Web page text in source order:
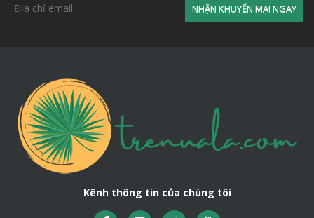
Tất nhiên lá bạn chọn phải là lá già (tuyệt đối không chọn
lá non), lá đều tương đối, lá không bị sâu, rách nhiều…
Lá Cọ già, to, đều
Kênh thông tin của chúng tôi